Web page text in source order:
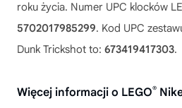
roku życia. Numer UPC klocków
5702017985299. Kod UPC
Dunk Trickshot to: 673419417303.
Więcej informacji o LEGO®